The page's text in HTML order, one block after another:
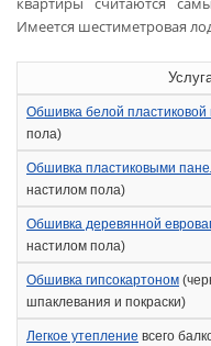
Имеется шестиметровая
Обшивка белой пластиковой
пола)
Обшивка пластиковыми
настилом пола)
Обшивка деревянной
настилом пола)
Обшивка гипсокартоном
шпаклевания и покраски)
Легкое утепление всего